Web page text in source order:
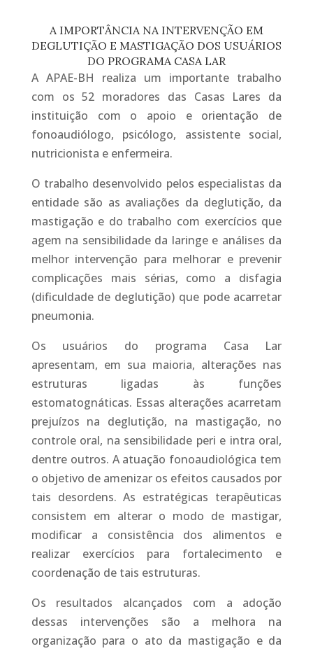
A IMPORTÂNCIA NA INTERVENÇÃO EM
DEGLUTIÇÃO E MASTIGAÇÃO DOS USUÁRIOS
DO PROGRAMA CASA LAR
A APAE-BH realiza um importante trabalho
com os 52 moradores das Casas Lares da
instituição com o apoio e orientação de
fonoaudiólogo, psicólogo, assistente social,
nutricionista e enfermeira.
O trabalho desenvolvido pelos especialistas da
entidade são as avaliações da deglutição, da
mastigação e do trabalho com exercícios que
agem na sensibilidade da laringe e análises da
melhor intervenção para melhorar e prevenir
complicações mais sérias, como a disfagia
(dificuldade de deglutição) que pode acarretar
pneumonia.
Os usuários do programa Casa Lar
apresentam, em sua maioria, alterações nas
estruturas ligadas às funções
estomatognáticas. Essas alterações acarretam
prejuízos na deglutição, na mastigação, no
controle oral, na sensibilidade peri e intra oral,
dentre outros. A atuação fonoaudiológica tem
o objetivo de amenizar os efeitos causados por
tais desordens. As estratégicas terapêuticas
consistem em alterar o modo de mastigar,
modificar a consistência dos alimentos e
realizar exercícios para fortalecimento e
coordenação de tais estruturas.
Os resultados alcançados com a adoção
dessas intervenções são a melhora na
organização para o ato da mastigação e da